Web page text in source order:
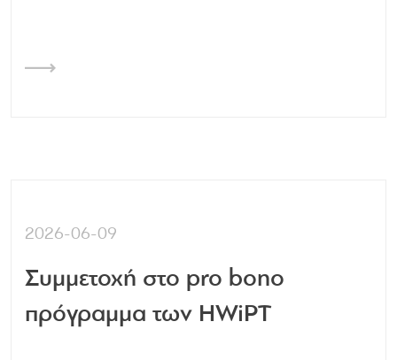
2026-06-09
Συμμετοχή στο pro bono
πρόγραμμα των HWiPT